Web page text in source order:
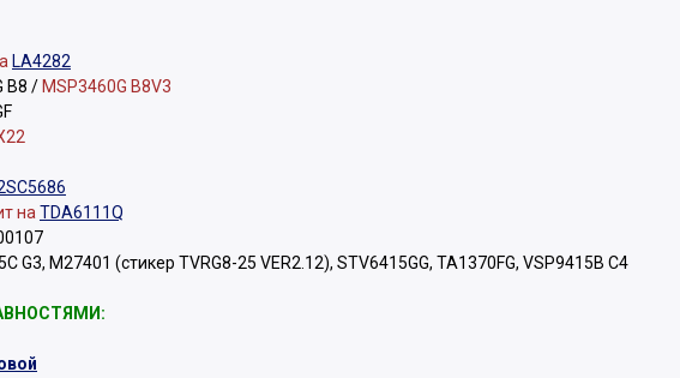
LA4282
B8 / MSP3460G B8V3
наTDA6111Q
G3, M27401 (стикер TVRG8-25 VER2.12), STV6415GG, TA1370FG, VSP9415B C4